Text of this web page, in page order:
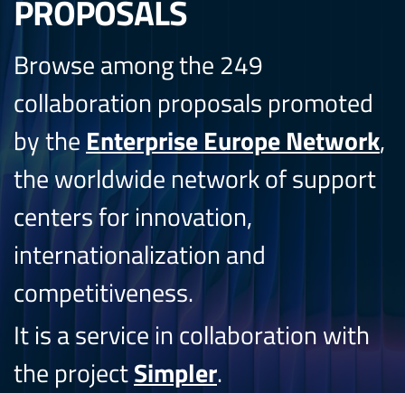
PROPOSALS
Browse among the 249
collaboration proposals promoted
by the Enterprise Europe Network,
the worldwide network of support
centers for innovation,
internationalization and
competitiveness.
It is a service in collaboration with
the projectSimpler.